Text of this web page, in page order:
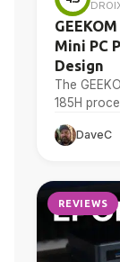
Mini PC
Design
The
185H
DaveC
REVIEWS